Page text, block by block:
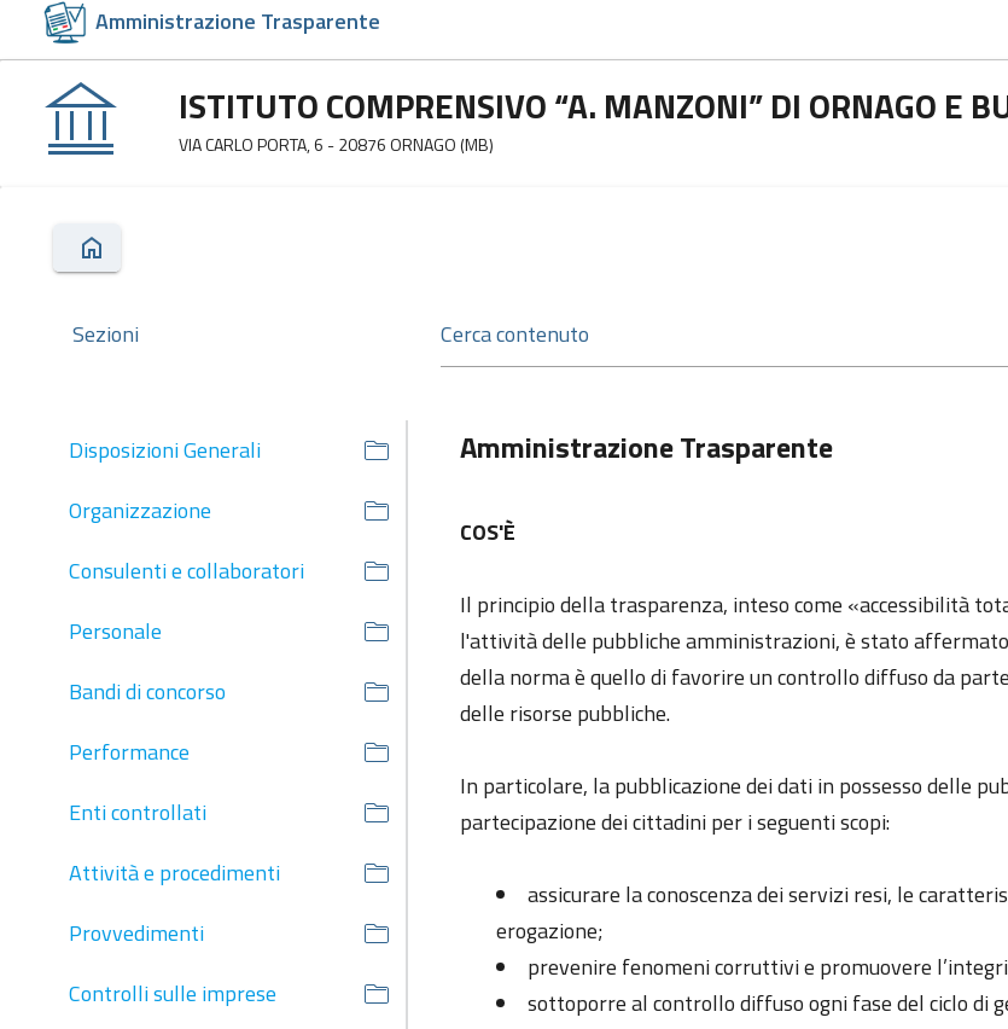
Amministrazione Trasparente
ISTITUTO COMPRENSIVO “A. MANZONI” DI ORNAGO E
VIA CARLO PORTA, 6 - 20876 ORNAGO (MB)
Sezioni
Disposizioni Generali
Organizzazione
Consulenti e collaboratori
Personale
Bandi di concorso
Performance
Enti controllati
Attività e procedimenti
Provvedimenti
Controlli sulle imprese
Amministrazione Trasparente
COS'È
Il principio della trasparenza, inteso come «accessibilità
l'attività delle pubbliche amministrazioni, è stato
della norma è quello di favorire un controllo diffuso da
delle risorse pubbliche.
In particolare, la pubblicazione dei dati in possesso delle
partecipazione dei cittadini per i seguenti scopi:
assicurare la conoscenza dei servizi resi, le
erogazione;
prevenire fenomeni corruttivi e promuovere
sottoporre al controllo diffuso ogni fase del ciclo di